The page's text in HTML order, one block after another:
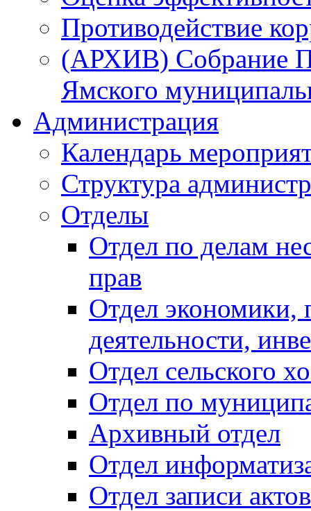
Противодействие
(АРХИВ) Собрание
Ямского
Администрация
Календарь
Структура
Отделы
Отдел по делам
прав
Отдел экономики,
деятельности,
Отдел сельского
Отдел по
Архивный отдел
Отдел
Отдел записи